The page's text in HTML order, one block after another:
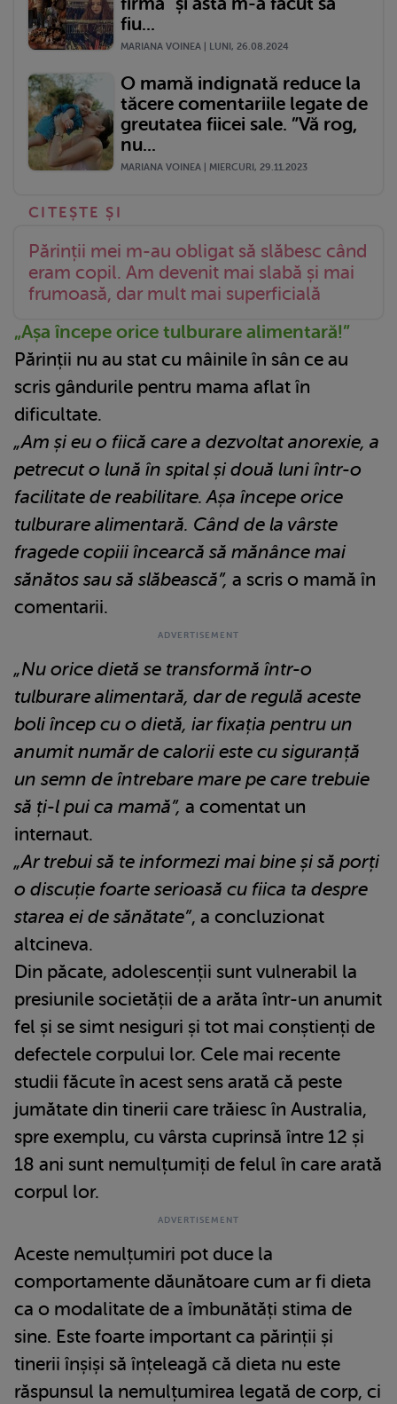
fiu...
MARIANA VOINEA | LUNI, 26.08.2024
O mamă indignată reduce la
tăcere comentariile legate de
greutatea fiicei sale. ”Vă rog,
nu...
MARIANA VOINEA | MIERCURI, 29.11.2023
Părinții mei m-au obligat să slăbesc când
eram copil. Am devenit mai slabă și mai
frumoasă, dar mult mai superficială
„Așa începe orice tulburare alimentară!”
Părinții nu au stat cu mâinile în sân ce au
scris gândurile pentru mama aflat în
dificultate.
„Am și eu o fiică care a dezvoltat anorexie, a
petrecut o lună în spital și două luni într-o
facilitate de reabilitare. Așa începe orice
tulburare alimentară. Când de la vârste
fragede copiii încearcă să mănânce mai
sănătos sau să slăbească”, a scris o mamă în
comentarii.
„Nu orice dietă se transformă într-o
tulburare alimentară, dar de regulă aceste
boli încep cu o dietă, iar fixația pentru un
anumit număr de calorii este cu siguranță
un semn de întrebare mare pe care trebuie
să ți-l pui ca mamă”, a comentat un
internaut.
„Ar trebui să te informezi mai bine și să porți
o discuție foarte serioasă cu fiica ta despre
starea ei de sănătate”, a concluzionat
altcineva.
Din păcate, adolescenții sunt vulnerabil la
presiunile societății de a arăta într-un anumit
fel și se simt nesiguri și tot mai conștienți de
defectele corpului lor. Cele mai recente
studii făcute în acest sens arată că peste
jumătate din tinerii care trăiesc în Australia,
spre exemplu, cu vârsta cuprinsă între 12 și
18 ani sunt nemulțumiți de felul în care arată
corpul lor.
Aceste nemulțumiri pot duce la
comportamente dăunătoare cum ar fi dieta
ca o modalitate de a îmbunătăți stima de
sine. Este foarte important ca părinții și
tinerii înșiși să înțeleagă că dieta nu este
răspunsul la nemulțumirea legată de corp, ci